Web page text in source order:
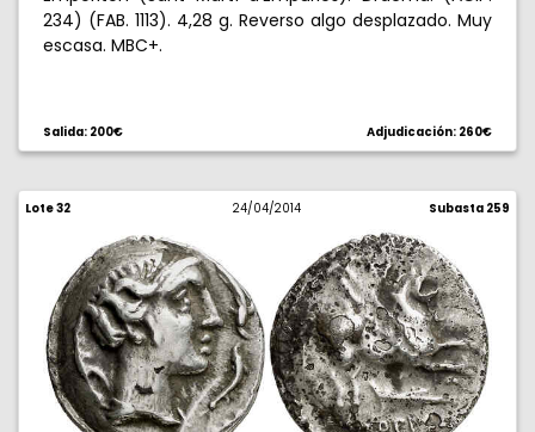
234) (FAB. 1113). 4,28 g. Reverso algo desplazado. Muy
escasa. MBC+.
Salida: 200€ Adjudicación: 260€
Lote 32 24/04/2014 Subasta 259